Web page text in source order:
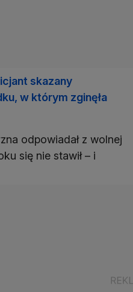
skazany
w którym zginęła
odpowiadał z wolnej
się nie stawił – i